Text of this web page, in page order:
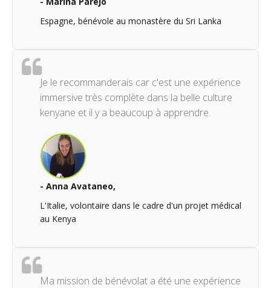
Espagne, bénévole au monastère du Sri Lanka
Je le recommanderais car c'est une expérience
immersive très complète dans la belle culture
kenyane et il y a beaucoup à apprendre.
- Anna Avataneo,
L'Italie, volontaire dans le cadre d'un projet médical
au Kenya
Ma mission de bénévolat a été une expérience